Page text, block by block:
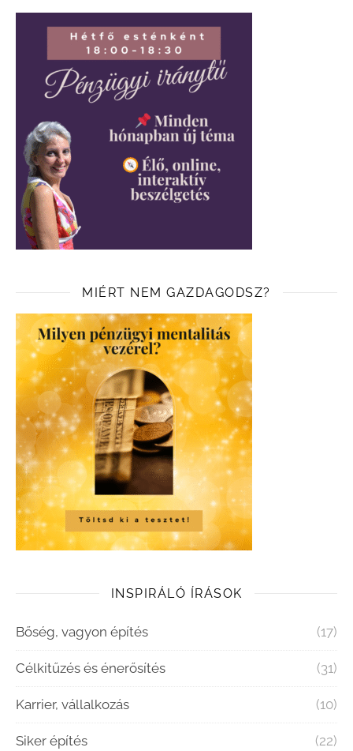
MIÉRT NEM GAZDAGODSZ?
INSPIRÁLÓ ÍRÁSOK
Bőség, vagyon építés (17)
Célkitűzés és énerősítés (31)
Karrier, vállalkozás (10)
Siker építés (22)